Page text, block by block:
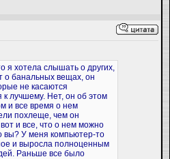
я хотела слышать о других,
о банальных вещах, он
не касаются
к лучшему. Нет, он об этом
и все время о нем
похлеще, чем он
и все, что о нем можно
вы? У меня компьютер-то
и выросла полноценным
Раньше все было